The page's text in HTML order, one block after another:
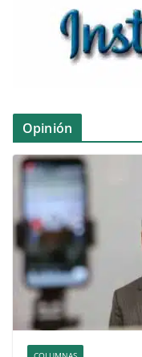
Opinión